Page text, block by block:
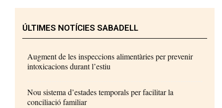
ÚLTIMES NOTÍCIES SABADELL
Augment de les inspeccions alimentàries per prevenir
intoxicacions durant l’estiu
Nou sistema d’estades temporals per facilitar la
conciliació familiar